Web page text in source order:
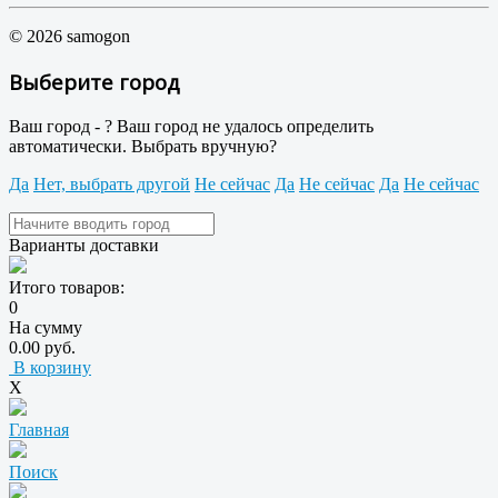
© 2026 samogon
Выберите город
Ваш город - ? Ваш город не удалось определить
автоматически. Выбрать вручную?
Да Нет, выбрать другой Не сейчас Да Не сейчас Да Не сейчас
Варианты доставки
Итого товаров:
0
На сумму
0.00 руб.
В корзину
X
Главная
Поиск